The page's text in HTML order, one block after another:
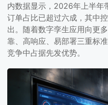
内数据显示，2026年上半年
订单占比已超过六成，其中
出。随着数字孪生应用向更
靠、高响应、易部署三重标
竞争中占据先发优势。